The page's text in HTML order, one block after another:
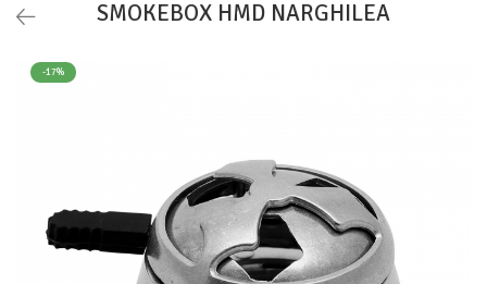
SMOKEBOX HMD NARGHILEA
-17%